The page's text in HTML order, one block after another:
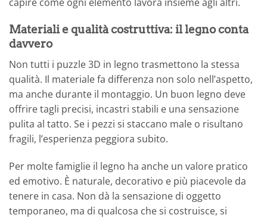
capire come ogni elemento lavora insieme agli altri.
Materiali e qualità costruttiva: il legno conta
davvero
Non tutti i puzzle 3D in legno trasmettono la stessa
qualità. Il materiale fa differenza non solo nell’aspetto,
ma anche durante il montaggio. Un buon legno deve
offrire tagli precisi, incastri stabili e una sensazione
pulita al tatto. Se i pezzi si staccano male o risultano
fragili, l’esperienza peggiora subito.
Per molte famiglie il legno ha anche un valore pratico
ed emotivo. È naturale, decorativo e più piacevole da
tenere in casa. Non dà la sensazione di oggetto
temporaneo, ma di qualcosa che si costruisce, si